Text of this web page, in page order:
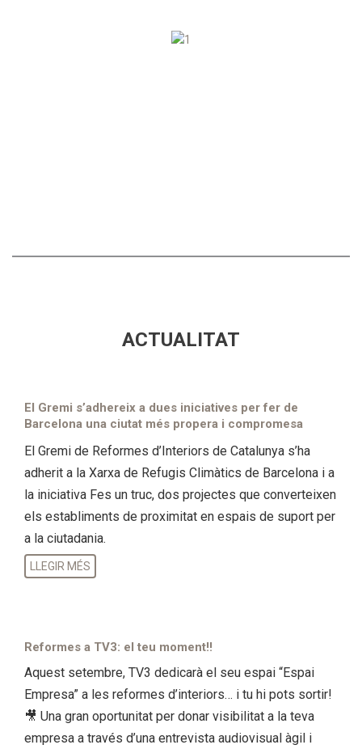
ACTUALITAT
El Gremi s’adhereix a dues iniciatives per fer de
Barcelona una ciutat més propera i compromesa
El Gremi de Reformes d’Interiors de Catalunya s’ha
adherit a la Xarxa de Refugis Climàtics de Barcelona i a
la iniciativa Fes un truc, dos projectes que converteixen
els establiments de proximitat en espais de suport per
a la ciutadania.
LLEGIR MÉS
Reformes a TV3: el teu moment!!
Aquest setembre, TV3 dedicarà el seu espai “Espai
Empresa” a les reformes d’interiors… i tu hi pots sortir!
🎥 Una gran oportunitat per donar visibilitat a la teva
empresa a través d’una entrevista audiovisual àgil i